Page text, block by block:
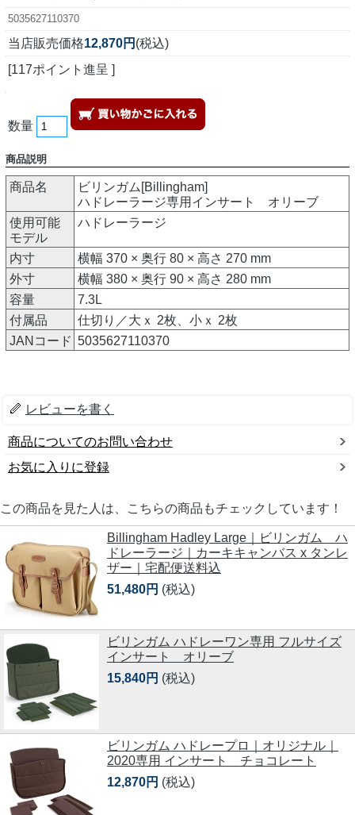
5035627110370
当店販売価格12,870円 (税込)
[117ポイント進呈 ]
数量
商品説明
商品名
ビリンガム[Billingham]
ハドレーラージ専用インサート オリーブ
使用可能
モデル
ハドレーラージ
内寸
横幅 370 × 奥行 80 × 高さ 270 mm
外寸
横幅 380 × 奥行 90 × 高さ 280 mm
容量
7.3L
付属品
仕切り／大ｘ 2枚、小ｘ 2枚
JANコード 5035627110370
レビューを書く
商品についてのお問い合わせ
お気に入りに登録
この商品を見た人は、こちらの商品もチェックしています！
Billingham Hadley Large｜ビリンガム ハ
ドレーラージ｜カーキキャンバス x タンレ
ザー｜宅配便送料込
51,480円 (税込)
ビリンガム ハドレーワン専用 フルサイズ
インサート オリーブ
15,840円 (税込)
ビリンガム ハドレープロ｜オリジナル｜
2020専用 インサート チョコレート
12,870円 (税込)